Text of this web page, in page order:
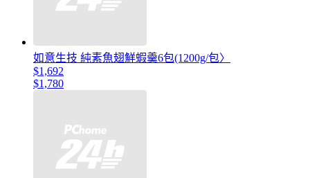
如意生技 純素魚翅鮮蝦羹6包(1200g/包〉
$1,692
$1,780